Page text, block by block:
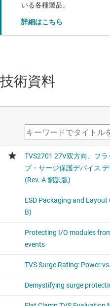
いる各種製品。
詳細はこちら
技術資料